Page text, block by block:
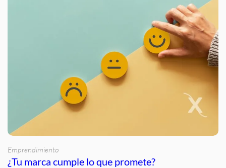
Emprendimiento
¿Tu marca cumple lo que promete?